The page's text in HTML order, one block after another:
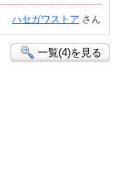
ハセガワストア さん
一覧(4)を見る